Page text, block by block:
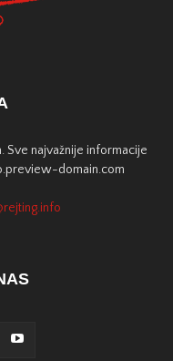
Sve najvažnije informacije
domain.com